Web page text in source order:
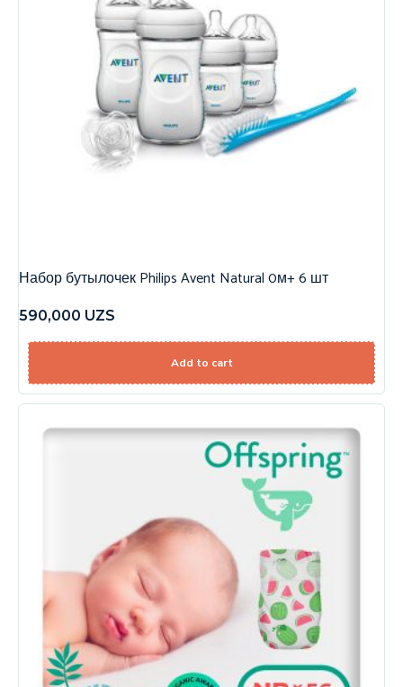
Набор бутылочек Philips Avent Natural 0м+ 6 шт
590,000 UZS
Add to cart